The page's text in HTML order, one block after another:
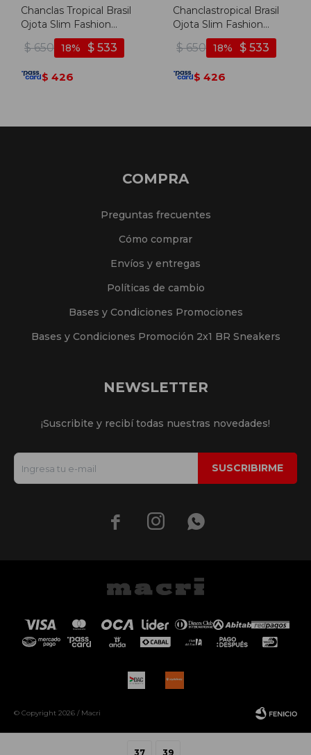
37 39
Chanclas Tropical Brasil
Ojota Slim Fashion
Premium De Mujer -
Lila/lila - Lila-lila
$ 650 $ 533
18
$ 426
Chanclastropical Brasil
Ojota Slim Fashion
Premium De Mujer -
Turquesa/turquesa -
$ 650 $ 533
18
$ 426
COMPRA
Preguntas frecuentes
Cómo comprar
Envíos y entregas
Políticas de cambio
Bases y Condiciones Promociones
Bases y Condiciones Promoción 2x1 BR Sneakers
NEWSLETTER
¡Suscribite y recibí todas nuestras novedades!
SUSCRIBIRME
  
© Copyright 2026 / Macri